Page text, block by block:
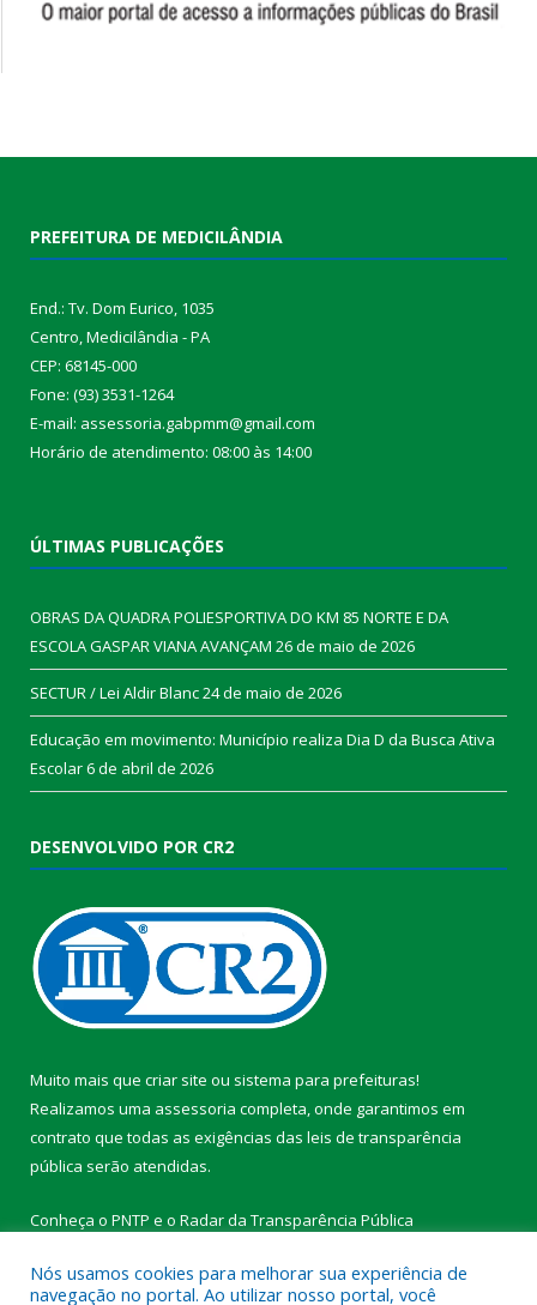
PREFEITURA DE MEDICILÂNDIA
End.: Tv. Dom Eurico, 1035
Centro, Medicilândia - PA
CEP: 68145-000
Fone: (93) 3531-1264
E-mail: assessoria.gabpmm@gmail.com
Horário de atendimento: 08:00 às 14:00
ÚLTIMAS PUBLICAÇÕES
OBRAS DA QUADRA POLIESPORTIVA DO KM 85 NORTE E DA
ESCOLA GASPAR VIANA AVANÇAM 26 de maio de 2026
SECTUR / Lei Aldir Blanc24 de maio de 2026
Educação em movimento: Município realiza Dia D da Busca Ativa
Escolar6 de abril de 2026
DESENVOLVIDO POR CR2
Muito mais que criar site ou sistema para prefeituras!
Realizamos uma assessoria completa, onde garantimos em
contrato que todas as exigências das leis de transparência
pública serão atendidas.
Conheça o PNTP e o Radar da Transparência Pública
Nós usamos cookies para melhorar sua experiência de
navegação no portal. Ao utilizar nosso portal, você